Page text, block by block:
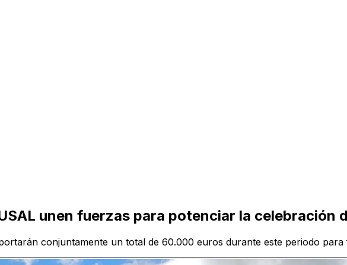
unen fuerzas para potenciar la celebración
conjuntamente un total de 60.000 euros durante este periodo